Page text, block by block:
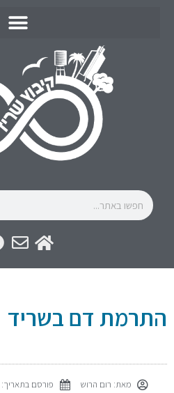
התרמת דם בשריד
מאת: רום הרוש פורסם בתאריך: